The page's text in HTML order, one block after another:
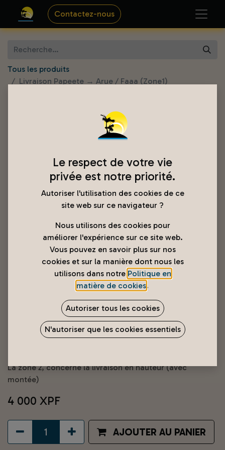
Contactez-nous
Tous les produits
Livraison Papeete → Arue / Faaa (Zone1)
Livraison Papeete → Arue / Faaa
(Zone1)
La zone 2, concerne la livraison en hauteur (avec
montée)
4 000 XPF
AJOUTER AU PANIER
Le respect de votre vie
privée est notre priorité.
Autoriser l'utilisation des cookies de ce
site web sur ce navigateur ?
Nous utilisons des cookies pour
améliorer l'expérience sur ce site web.
Vous pouvez en savoir plus sur nos
cookies et sur la manière dont nous les
utilisons dans notre Politique en
matière de cookies.
Autoriser tous les cookies
N'autoriser que les cookies essentiels